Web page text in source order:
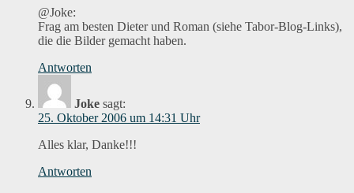
@Joke:
Frag am besten Dieter und Roman (siehe Tabor-Blog-Links),
die die Bilder gemacht haben.
Antworten
Joke sagt:
25. Oktober 2006 um 14:31 Uhr
Alles klar, Danke!!!
Antworten